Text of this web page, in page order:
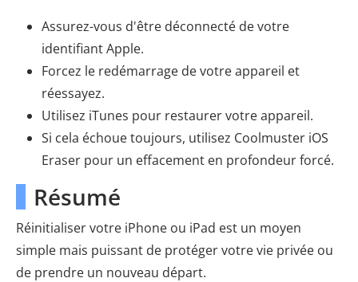
Assurez-vous d'être déconnecté de votre
identifiant Apple.
Forcez le redémarrage de votre appareil et
réessayez.
Utilisez iTunes pour restaurer votre appareil.
Si cela échoue toujours, utilisez Coolmuster iOS
Eraser pour un effacement en profondeur forcé.
Résumé
Réinitialiser votre iPhone ou iPad est un moyen
simple mais puissant de protéger votre vie privée ou
de prendre un nouveau départ.